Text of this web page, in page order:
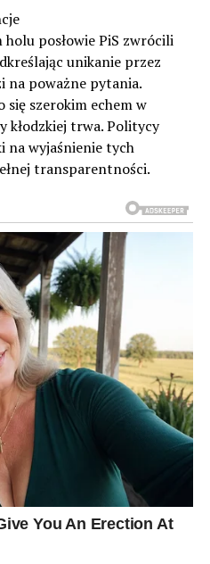
posłowie PiS zwrócili
unikanie przez
na poważne pytania.
się szerokim echem w
kłodzkiej trwa. Politycy
na wyjaśnienie tych
transparentności.